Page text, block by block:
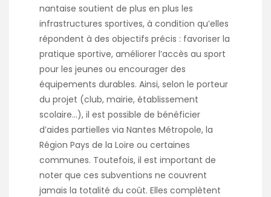
nantaise soutient de plus en plus les
infrastructures sportives, à condition qu’elles
répondent à des objectifs précis : favoriser la
pratique sportive, améliorer l’accès au sport
pour les jeunes ou encourager des
équipements durables. Ainsi, selon le porteur
du projet (club, mairie, établissement
scolaire…), il est possible de bénéficier
d’aides partielles via Nantes Métropole, la
Région Pays de la Loire ou certaines
communes. Toutefois, il est important de
noter que ces subventions ne couvrent
jamais la totalité du coût. Elles complètent